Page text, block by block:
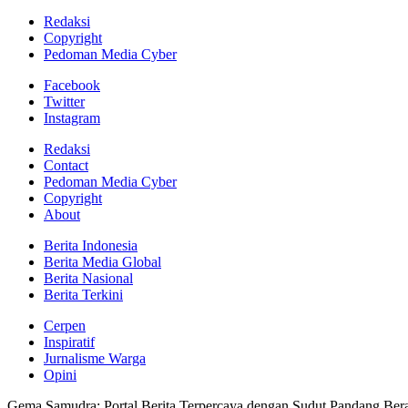
Redaksi
Copyright
Pedoman Media Cyber
Facebook
Twitter
Instagram
Redaksi
Contact
Pedoman Media Cyber
Copyright
About
Berita Indonesia
Berita Media Global
Berita Nasional
Berita Terkini
Cerpen
Inspiratif
Jurnalisme Warga
Opini